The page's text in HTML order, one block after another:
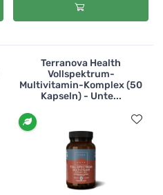
Terranova Health
Vollspektrum-
Multivitamin-Komplex (50
Kapseln) - Unte...